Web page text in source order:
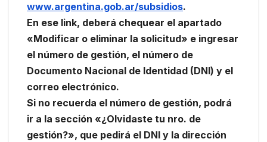
www.argentina.gob.ar/subsidios.
En ese link, deberá chequear el apartado
«Modificar o eliminar la solicitud» e ingresar
el número de gestión, el número de
Documento Nacional de Identidad (DNI) y el
correo electrónico.
Si no recuerda el número de gestión, podrá
ir a la sección «¿Olvidaste tu nro. de
gestión?», que pedirá el DNI y la dirección